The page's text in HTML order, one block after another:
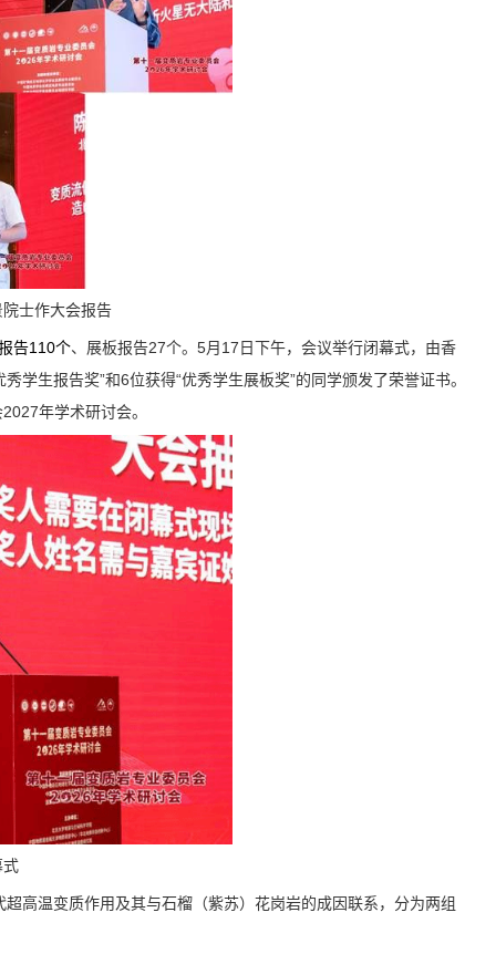
士作大会报告
告110个、展板报告27个。 5月 17 日下午，会议举行闭幕式，由香
秀学生报告奖”和6位获得“优秀学生展板奖”的同学颁发了荣誉证书。
2027年学术研讨会。
式
高温变质作用及其与石榴（紫苏）花岗岩的成因联系，分为两组